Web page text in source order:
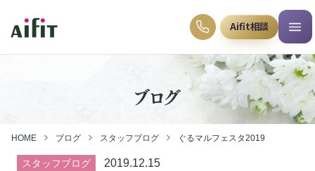
Aifit相談
ブログ
HOME ブログ スタッフブログ ぐるマルフェスタ2019
スタッフブログ 2019.12.15